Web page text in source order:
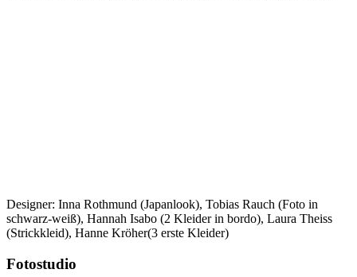
Designer: Inna Rothmund (Japanlook), Tobias Rauch (Foto in
schwarz-weiß), Hannah Isabo (2 Kleider in bordo), Laura Theiss
(Strickkleid), Hanne Kröher(3 erste Kleider)
Fotostudio